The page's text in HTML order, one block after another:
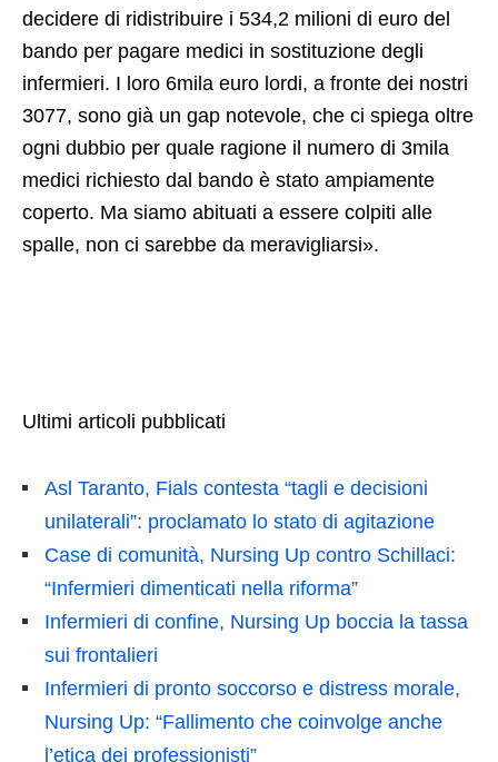
decidere di ridistribuire i 534,2 milioni di euro del
bando per pagare medici in sostituzione degli
infermieri. I loro 6mila euro lordi, a fronte dei nostri
3077, sono già un gap notevole, che ci spiega oltre
ogni dubbio per quale ragione il numero di 3mila
medici richiesto dal bando è stato ampiamente
coperto. Ma siamo abituati a essere colpiti alle
spalle, non ci sarebbe da meravigliarsi».
Ultimi articoli pubblicati
Asl Taranto, Fials contesta “tagli e decisioni
unilaterali”: proclamato lo stato di agitazione
Case di comunità, Nursing Up contro Schillaci:
“Infermieri dimenticati nella riforma”
Infermieri di confine, Nursing Up boccia la tassa
sui frontalieri
Infermieri di pronto soccorso e distress morale,
Nursing Up: “Fallimento che coinvolge anche
l’etica dei professionisti”